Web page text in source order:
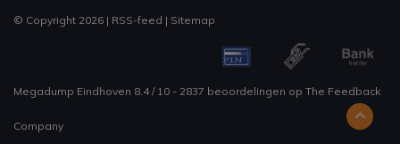
© Copyright 2026 | RSS-feed | Sitemap
Megadump Eindhoven 8.4/ 10 - 2837 beoordelingen op The Feedback
Company